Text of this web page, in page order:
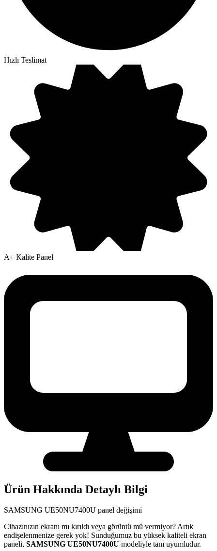
Hızlı Teslimat
A+ Kalite Panel
Ürün Hakkında Detaylı Bilgi
SAMSUNG UE50NU7400U panel değişimi
Cihazınızın ekranı mı kırıldı veya görüntü mü vermiyor? Artık
endişelenmenize gerek yok! Sunduğumuz bu yüksek kaliteli ekran
paneli, SAMSUNG UE50NU7400U modeliyle tam uyumludur.